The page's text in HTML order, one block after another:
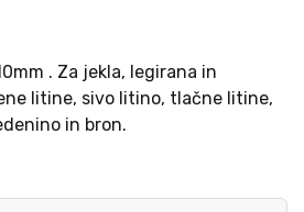
. Za jekla, legirana in
litine, sivo litino, tlačne litine,
in bron.